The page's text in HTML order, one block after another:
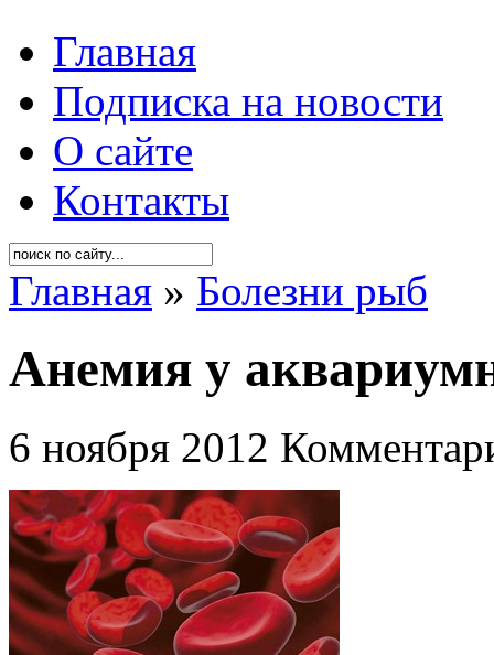
Главная
Подписка на новости
О сайте
Контакты
Главная » Болезни рыб
Анемия у
6 ноября 2012